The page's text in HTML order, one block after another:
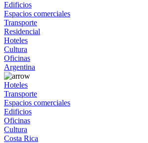
Edificios
Espacios comerciales
Transporte
Residencial
Hoteles
Cultura
Oficinas
Argentina
Hoteles
Transporte
Espacios comerciales
Edificios
Oficinas
Cultura
Costa Rica